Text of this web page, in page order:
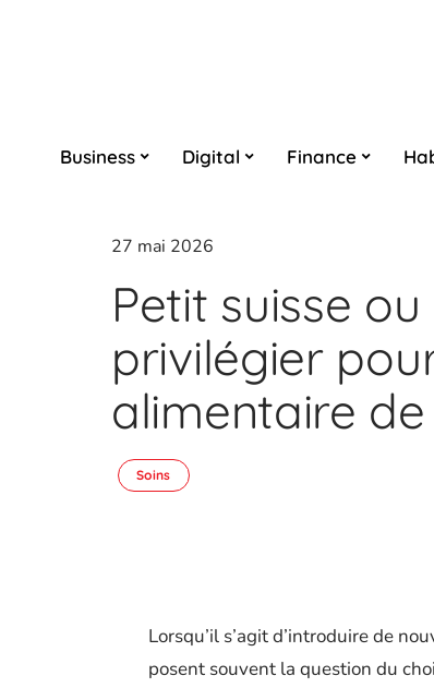
Business Digital Finance
27 mai 2026
Petit suisse
privilégier
alimentaire
Soins
Lorsqu’il s’agit d’introduire de
posent souvent la question du